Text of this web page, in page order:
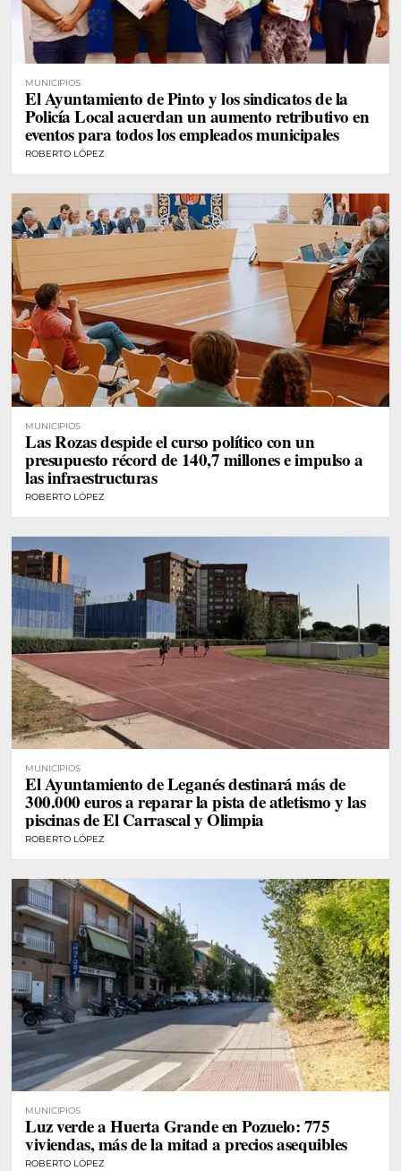
MUNICIPIOS
El Ayuntamiento de Pinto y los sindicatos de la
Policía Local acuerdan un aumento retributivo en
eventos para todos los empleados municipales
ROBERTO LÓPEZ
MUNICIPIOS
Las Rozas despide el curso político con un
presupuesto récord de 140,7 millones e impulso a
las infraestructuras
ROBERTO LÓPEZ
MUNICIPIOS
El Ayuntamiento de Leganés destinará más de
300.000 euros a reparar la pista de atletismo y las
piscinas de El Carrascal y Olimpia
ROBERTO LÓPEZ
MUNICIPIOS
Luz verde a Huerta Grande en Pozuelo: 775
viviendas, más de la mitad a precios asequibles
ROBERTO LÓPEZ